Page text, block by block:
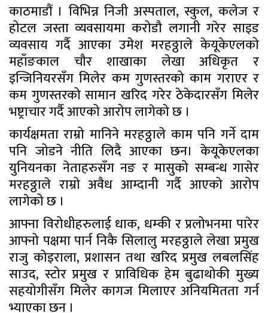
काठमाडौं । विभिन्न निजी अस्पताल, स्कुल, कलेज र
होटल जस्ता व्यवसायमा करोडौ लगानी गरेर साइड
व्यवसाय गर्दै आएका उमेश मरहठ्ठाले केयूकेएलको
महाँङकाल चौर शाखाका लेखा अधिकृत र
इन्जिनियरसँग मिलेर कम गुणस्तरको काम गराएर र
कम गुणस्तरको सामान खरिद गरेर ठेकेदारसँग मिलेर
भष्ट्राचार गर्दै आएको आरोप लागेको छ ।
कार्यक्षमता राम्रो मानिने मरहठ्ठाले काम पनि गर्ने दाम
पनि जोडने नीति लिदै आएका छन। केयूकेएलका
युनियनका नेताहरुसँग नङ र मासुको सम्बन्ध गासेर
मरहठ्ठाले राम्रो अवैध आम्दानी गर्दै आएको आरोप
लागेको छ ।
आफ्ना विरोधीहरुलाई धाक, धम्की र प्रलोभनमा पारेर
आफ्नो पक्षमा पार्न निकै सिलालु मरहठ्ठाले लेखा प्रमुख
राजु कोइराला, प्रशासन तथा खरिद प्रमुख लबलसिंह
साउद, स्टोर प्रमुख र प्राविधिक हेम बुढाथोकी मुख्य
सहयोगीसँग मिलेर कागज मिलाएर अनियमितता गर्न
भ्याएका छन ।